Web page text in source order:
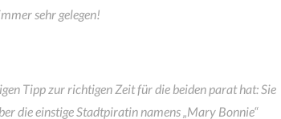
sehr gelegen!
Tipp zur richtigen Zeit für die beiden parat hat: Sie
die einstige Stadtpiratin namens „Mary Bonnie“